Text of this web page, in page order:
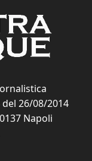
26/08/2014
Napoli